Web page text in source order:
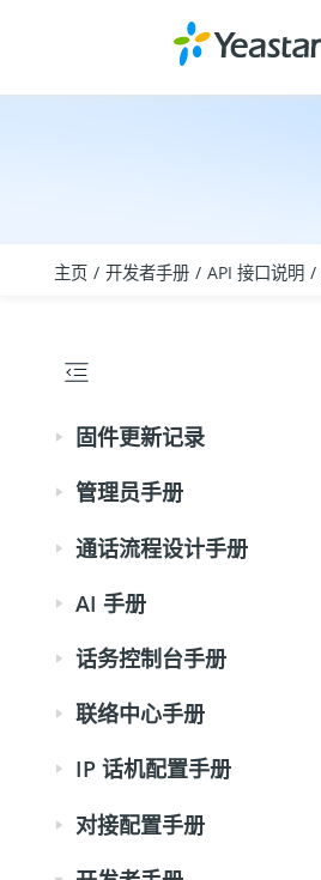
主页 开发者手册 API 接口说明
固件更新记录
管理员手册
通话流程设计手册
AI 手册
话务控制台手册
联络中心手册
IP 话机配置手册
对接配置手册